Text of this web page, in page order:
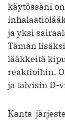
käytössäni
ja yksi
Tämän
lääkkeitä
reaktioihin.
ja talvisin D-
Kanta-